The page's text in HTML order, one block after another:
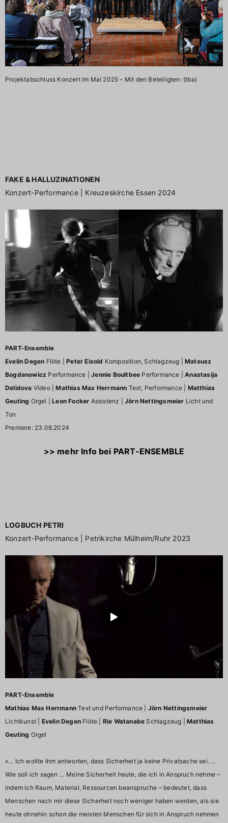
Projektabschluss Konzert im Mai 2025 – Mit den Beteiligten: (tba)
FAKE & HALLUZINATIONEN
Konzert-Performance | Kreuzeskirche Essen 2024
PART-Ensemble
Evelin Degen Flöte |Peter Eisold Komposition, Schlagzeug |Mateusz
Bogdanowicz Performance |Jennie Boultbee Performance |Anastasija
Delidova Video |Mathias Max Herrmann Text, Performance | Matthias
Geuting Orgel |Leon Focker Assistenz |Jörn Nettingsmeier Licht und
Ton
Premiere: 23.08.2024
>> mehr Info bei PART-ENSEMBLE
LOGBUCH PETRI
Konzert-Performance | Petrikirche Mülheim/Ruhr 2023
PART-Ensemble
Mathias Max Herrmann Text und Performance | Jörn Nettingsmeier
Lichtkunst | Evelin Degen Flöte | Rie Watanabe Schlagzeug |Matthias
Geuting Orgel
»… Ich wollte ihm antworten, dass Sicherheit ja keine Privatsache sei. …
Wie soll ich sagen … Meine Sicherheit heute, die ich in Anspruch nehme –
indem ich Raum, Material, Ressourcen beanspruche – bedeutet, dass
Menschen nach mir diese Sicherheit noch weniger haben werden, als sie
heute ohnehin schon die meisten Menschen für sich in Anspruch nehmen